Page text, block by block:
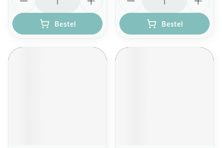
Bestel Bestel